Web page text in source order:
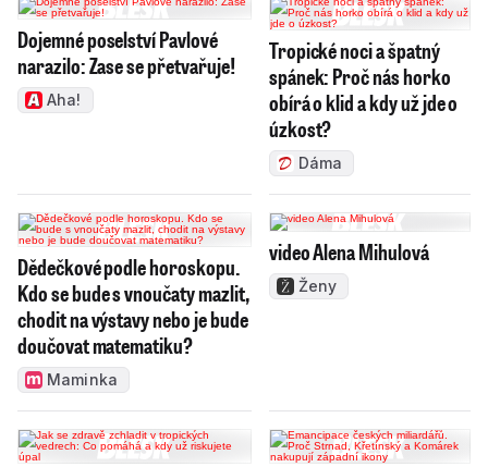
Dojemné poselství Pavlové
narazilo: Zase se přetvařuje!
Aha!
Tropické noci a špatný
spánek: Proč nás horko
obírá o klid a kdy už jde o
úzkost?
Dáma
Dědečkové podle horoskopu.
Kdo se bude s vnoučaty mazlit,
chodit na výstavy nebo je bude
doučovat matematiku?
Maminka
video Alena Mihulová
Ženy